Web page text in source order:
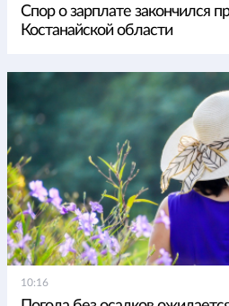
Спор о зарплате закончился
Костанайской области
10:16